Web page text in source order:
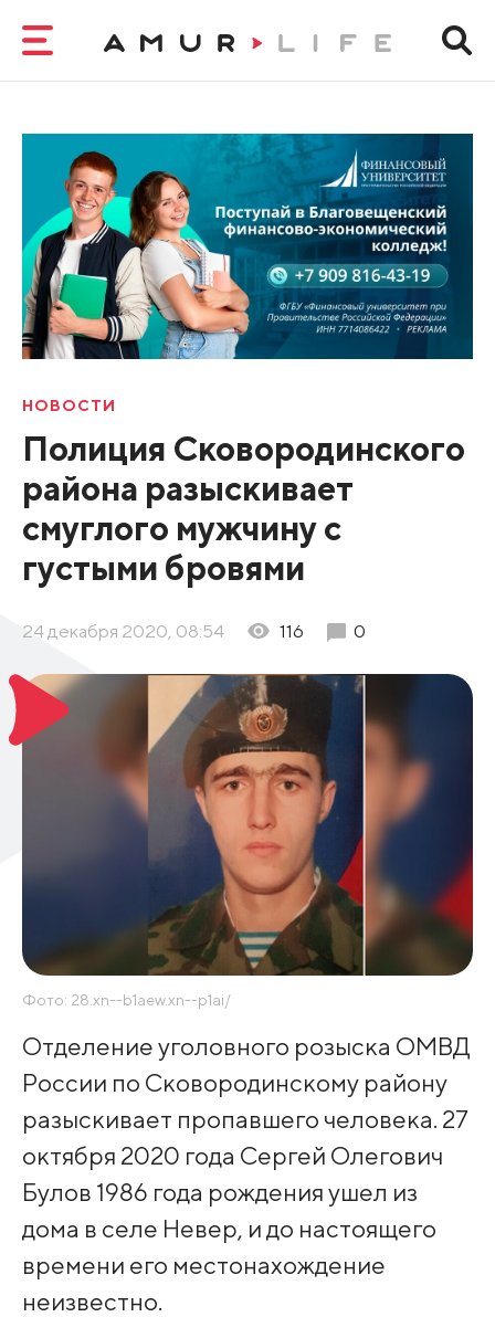
НОВОСТИ
Полиция Сковородинского
района разыскивает
смуглого мужчину с
густыми бровями
24 декабря 2020, 08:54 116 0
Фото: 28.xn--b1aew.xn--p1ai/
Отделение уголовного розыска ОМВД
России по Сковородинскому району
разыскивает пропавшего человека. 27
октября 2020 года Сергей Олегович
Булов 1986 года рождения ушел из
дома в селе Невер, и до настоящего
времени его местонахождение
неизвестно.